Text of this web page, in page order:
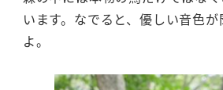
います。なでると、優しい音色
よ。